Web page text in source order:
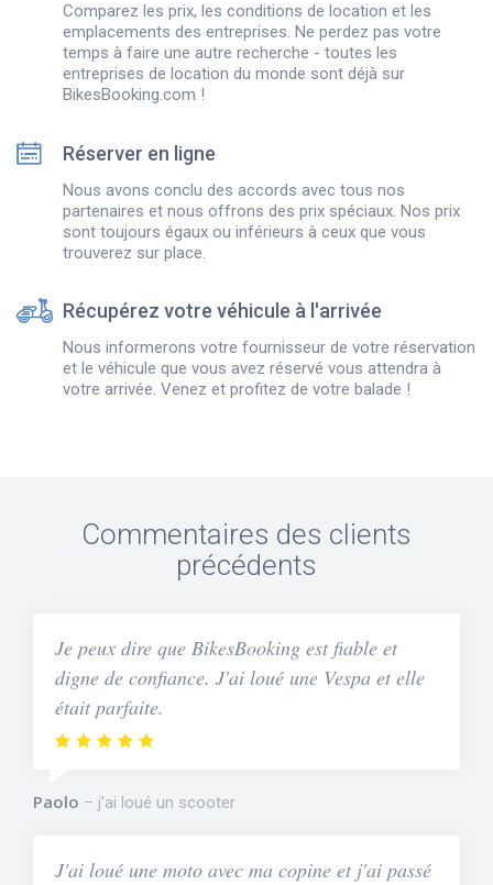
Comparez les prix, les conditions de location et les
emplacements des entreprises. Ne perdez pas votre
temps à faire une autre recherche - toutes les
entreprises de location du monde sont déjà sur
BikesBooking.com !
Réserver en ligne
Nous avons conclu des accords avec tous nos
partenaires et nous offrons des prix spéciaux. Nos prix
sont toujours égaux ou inférieurs à ceux que vous
trouverez sur place.
Récupérez votre véhicule à l'arrivée
Nous informerons votre fournisseur de votre réservation
et le véhicule que vous avez réservé vous attendra à
votre arrivée. Venez et profitez de votre balade !
Commentaires des clients
précédents
Je peux dire que BikesBooking est fiable et
digne de confiance. J'ai loué une Vespa et elle
était parfaite.
Paolo j'ai loué un scooter
J'ai loué une moto avec ma copine et j'ai passé